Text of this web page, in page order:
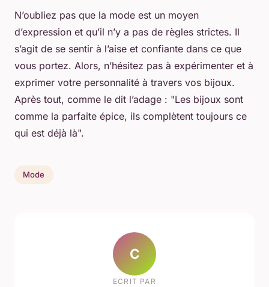
N’oubliez pas que la mode est un moyen
d’expression et qu’il n’y a pas de règles strictes. Il
s’agit de se sentir à l’aise et confiante dans ce que
vous portez. Alors, n’hésitez pas à expérimenter et à
exprimer votre personnalité à travers vos bijoux.
Après tout, comme le dit l’adage : "Les bijoux sont
comme la parfaite épice, ils complètent toujours ce
qui est déjà là".
Mode
C
ECRIT PAR